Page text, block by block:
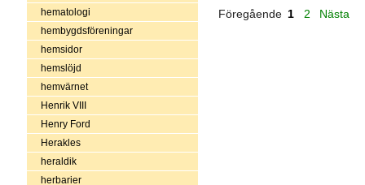
hematologi
hembygdsföreningar
hemsidor
hemslöjd
hemvärnet
Henrik VIII
Henry Ford
Herakles
heraldik
herbarier
Föregående 1 2 Nästa